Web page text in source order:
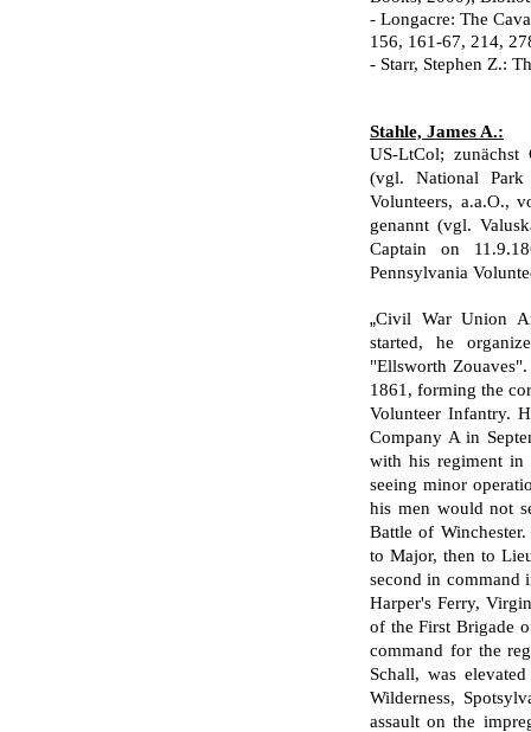
- Longacre: The
156, 161-67, 214,
- Starr, Stephen Z.:
Stahle, James A.:
US-LtCol; zunächst
(vgl. National
Volunteers, a.a.O.,
genannt (vgl.
Captain on
Pennsylvania
„Civil War Union
started, he
"Ellsworth
1861, forming the
Volunteer Infantry.
Company A in
with his regiment in
seeing minor
his men would not
Battle of
to Major, then to
second in command
Harper's Ferry,
of the First Brigade
command for the
Schall, was
Wilderness,
assault on the